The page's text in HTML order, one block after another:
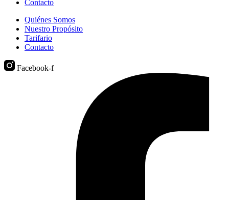
Contacto
Quiénes Somos
Nuestro Propósito
Tarifario
Contacto
Facebook-f